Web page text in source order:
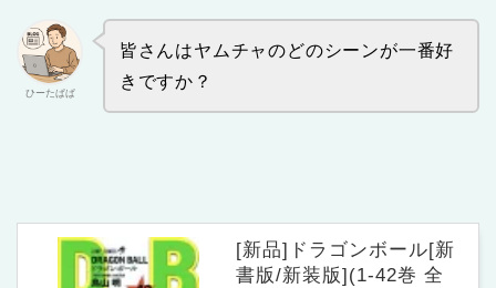
ひーたぱぱ
皆さんはヤムチャのどのシーンが一番好
きですか？
[新品]ドラゴンボール[新
書版/新装版](1-42巻 全